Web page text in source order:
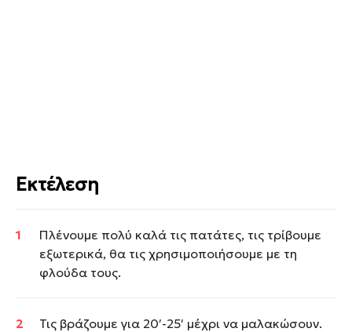
Εκτέλεση
Πλένουμε πολύ καλά τις πατάτες, τις τρίβουμε
εξωτερικά, θα τις χρησιμοποιήσουμε με τη
φλούδα τους.
Τις βράζουμε για 20′-25′ μέχρι να μαλακώσουν.